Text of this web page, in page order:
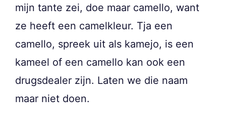
mijn tante zei, doe maar camello, want
ze heeft een camelkleur. Tja een
camello, spreek uit als kamejo, is een
kameel of een camello kan ook een
drugsdealer zijn. Laten we die naam
maar niet doen.